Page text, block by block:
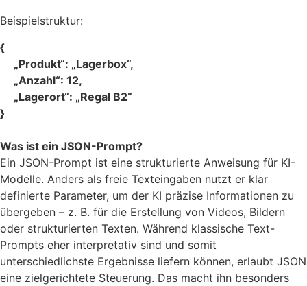
Beispielstruktur:
{
„Produkt“: „Lagerbox“,
„Anzahl“: 12,
„Lagerort“: „Regal B2“
}
Was ist ein JSON-Prompt?
Ein JSON-Prompt ist eine strukturierte Anweisung für KI-
Modelle. Anders als freie Texteingaben nutzt er klar
definierte Parameter, um der KI präzise Informationen zu
übergeben – z. B. für die Erstellung von Videos, Bildern
oder strukturierten Texten. Während klassische Text-
Prompts eher interpretativ sind und somit
unterschiedlichste Ergebnisse liefern können, erlaubt JSON
eine zielgerichtete Steuerung. Das macht ihn besonders